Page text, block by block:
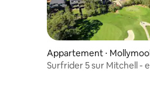
Appartement ⋅
each
Surfrider 5 sur Mitchell -